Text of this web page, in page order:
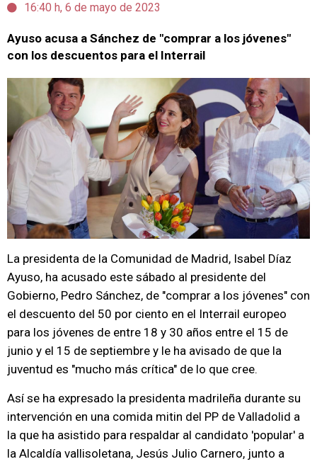
16:40 h, 6 de mayo de 2023
Ayuso acusa a Sánchez de "comprar a los jóvenes"
con los descuentos para el Interrail
La presidenta de la Comunidad de Madrid, Isabel Díaz
Ayuso, ha acusado este sábado al presidente del
Gobierno, Pedro Sánchez, de "comprar a los jóvenes" con
el descuento del 50 por ciento en el Interrail europeo
para los jóvenes de entre 18 y 30 años entre el 15 de
junio y el 15 de septiembre y le ha avisado de que la
juventud es "mucho más crítica" de lo que cree.
Así se ha expresado la presidenta madrileña durante su
intervención en una comida mitin del PP de Valladolid a
la que ha asistido para respaldar al candidato 'popular' a
la Alcaldía vallisoletana, Jesús Julio Carnero, junto a